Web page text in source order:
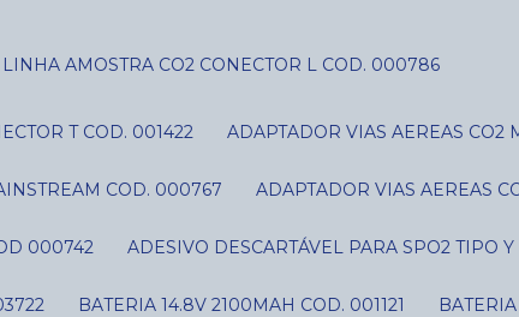
LINHA AMOSTRA CO2 CONECTOR L COD. 000786
T COD. 001422 ADAPTADOR VIAS AEREAS
COD. 000767 ADAPTADOR VIAS AEREAS
000742 ADESIVO DESCARTÁVEL PARA SPO2 TIPO
BATERIA 14.8V 2100MAH COD. 001121